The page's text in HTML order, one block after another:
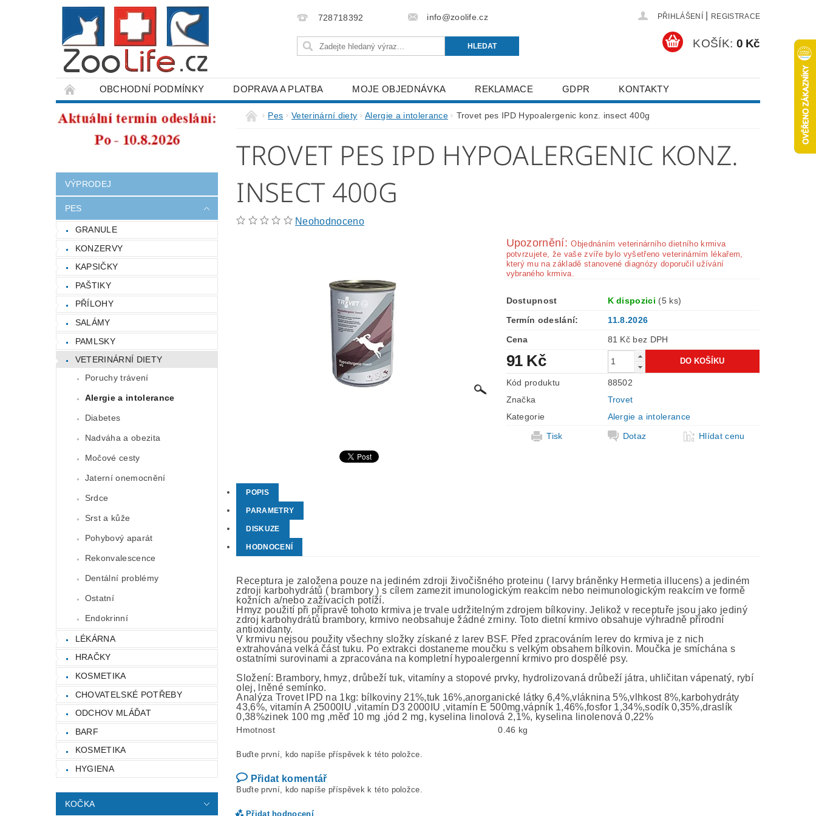
728718392 info@zoolife.cz PŘIHLÁŠENÍ REGISTRACE
KOŠÍK: 0 Kč
OBCHODNÍ PODMÍNKY DOPRAVA A PLATBA MOJE OBJEDNÁVKA REKLAMACE GDPR KONTAKTY
ODSTOUPENÍ OD SMLOUVY
VÝPRODEJ
PES
GRANULE
KONZERVY
KAPSIČKY
PAŠTIKY
PŘÍLOHY
SALÁMY
PAMLSKY
VETERINÁRNÍ DIETY
Poruchy trávení
Alergie a intolerance
Diabetes
Nadváha a obezita
Močové cesty
Jaterní onemocnění
Srdce
Srst a kůže
Pohybový aparát
Rekonvalescence
Dentální problémy
Ostatní
Endokrinní
LÉKÁRNA
HRAČKY
KOSMETIKA
CHOVATELSKÉ POTŘEBY
ODCHOV MLÁĎAT
BARF
KOSMETIKA
HYGIENA
KOČKA
Pes Veterinární diety Alergie a intolerance Trovet pes IPD Hypoalergenic konz. insect 400g
TROVET PES IPD HYPOALERGENIC KONZ.
INSECT 400G
Neohodnoceno
Upozornění:Ob­jednáním veterinárního dietního krmiva
potvrzujete, že vaše zvíře bylo vyšetřeno veterinárním lékařem,
který mu na základě stanovené diagnózy doporučil užívání
vybraného krmiva.
Dostupnost K dispozici (5 ks)
Termín odeslání:
11.8.2026
Cena
81 Kč bez DPH
91 Kč
Kód produktu
88502
Značka
Trovet
Kategorie
Alergie a intolerance
Tisk
Dotaz Hlídat cenu
POPIS
PARAMETRY
DISKUZE
HODNOCENÍ
Receptura je založena pouze na jediném zdroji živočišného proteinu ( larvy bráněnky Hermetia illucens) a jediném
zdroji karbohydrátů ( brambory ) s cílem zamezit imunologickým reakcím nebo neimunologickým reakcím ve formě
kožních a/nebo zažívacích potíží.
Hmyz použití při přípravě tohoto krmiva je trvale udržitelným zdrojem bílkoviny. Jelikož v receptuře jsou jako jediný
zdroj karbohydrátů brambory, krmivo neobsahuje žádné zrniny. Toto dietní krmivo obsahuje výhradně přírodní
antioxidanty.
V krmivu nejsou použity všechny složky získané z larev BSF. Před zpracováním lerev do krmiva je z nich
extrahována velká část tuku. Po extrakci dostaneme moučku s velkým obsahem bílkovin. Moučka je smíchána s
ostatními surovinami a zpracována na kompletní hypoalergenní krmivo pro dospělé psy.
Složení: Brambory, hmyz, drůbeží tuk, vitamíny a stopové prvky, hydrolizovaná drůbeží játra, uhličitan vápenatý, rybí
olej, lněné semínko.
Analýza Trovet IPD na 1kg: bílkoviny 21%,tuk 16%,anorganické látky 6,4%,vláknina 5%,vlhkost 8%,karbohydráty
43,6%, vitamín A 25000IU ,vitamín D3 2000IU ,vitamín E 500mg,vápník 1,46%,fosfor 1,34%,sodík 0,35%,draslík
0,38%zinek 100 mg ,měď 10 mg ,jód 2 mg, kyselina linolová 2,1%, kyselina linolenová 0,22%
Hmotnost 0.46 kg
Buďte první, kdo napíše příspěvek k této položce.
Přidat komentář
Buďte první, kdo napíše příspěvek k této položce.
Přidat hodnocení